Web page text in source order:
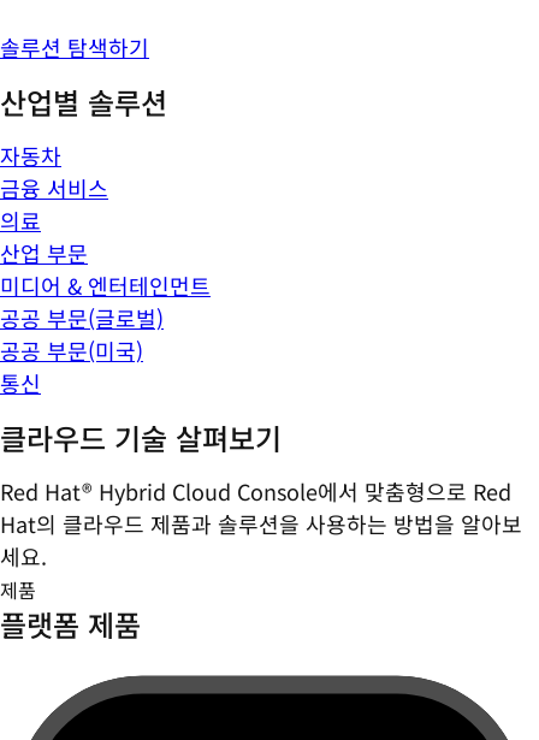
솔루션 탐색하기
산업별 솔루션
자동차
금융 서비스
의료
산업 부문
미디어 & 엔터테인먼트
공공 부문(글로벌)
공공 부문(미국)
통신
클라우드 기술 살펴보기
Red Hat® Hybrid Cloud Console에서 맞춤형으로 Red
Hat의 클라우드 제품과 솔루션을 사용하는 방법을 알아보
세요.
제품
플랫폼 제품